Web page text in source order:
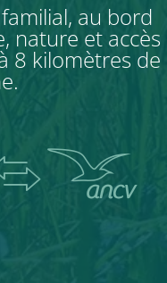
au bord
nature et accès
8 kilomètres de